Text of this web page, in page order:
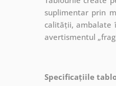
suplimentar prin
calității, ambalate
avertismentul
Specificațiile